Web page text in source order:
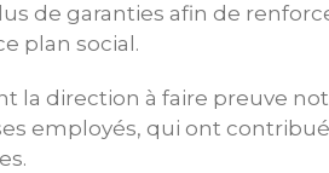
de garanties afin de
plan social.
la direction à faire preuve
employés, qui ont